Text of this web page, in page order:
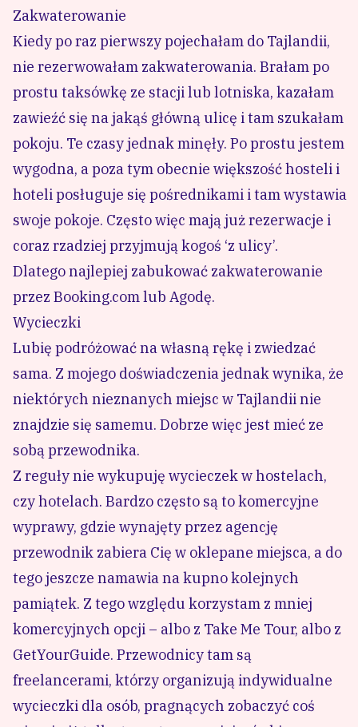
Zakwaterowanie
Kiedy po raz pierwszy pojechałam do Tajlandii,
nie rezerwowałam zakwaterowania. Brałam po
prostu taksówkę ze stacji lub lotniska, kazałam
zawieźć się na jakąś główną ulicę i tam szukałam
pokoju. Te czasy jednak minęły. Po prostu jestem
wygodna, a poza tym obecnie większość hosteli i
hoteli posługuje się pośrednikami i tam wystawia
swoje pokoje. Często więc mają już rezerwacje i
coraz rzadziej przyjmują kogoś ‘z ulicy’.
Dlatego najlepiej zabukować zakwaterowanie
przez Booking.comlub Agodę.
Wycieczki
Lubię podróżować na własną rękę i zwiedzać
sama. Z mojego doświadczenia jednak wynika, że
niektórych nieznanych miejsc w Tajlandii nie
znajdzie się samemu. Dobrze więc jest mieć ze
sobą przewodnika.
Z reguły nie wykupuję wycieczek w hostelach,
czy hotelach. Bardzo często są to komercyjne
wyprawy, gdzie wynajęty przez agencję
przewodnik zabiera Cię w oklepane miejsca, a do
tego jeszcze namawia na kupno kolejnych
pamiątek. Z tego względu korzystam z mniej
komercyjnych opcji – albo z Take Me Tour, albo z
GetYourGuide. Przewodnicy tam są
freelancerami, którzy organizują indywidualne
wycieczki dla osób, pragnących zobaczyć coś